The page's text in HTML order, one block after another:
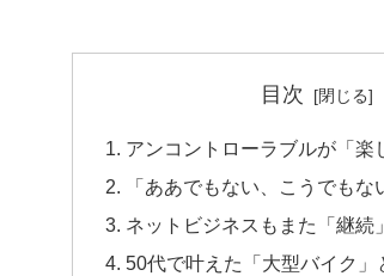
目次
アンコントローラブルが「楽
「ああでもない、こうでもな
ネットビジネスもまた「継続
50代で叶えた「大型バイク」